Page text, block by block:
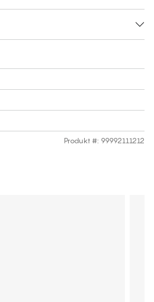
Produkt #: 99992111212